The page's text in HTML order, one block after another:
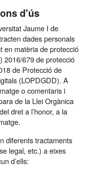
d'ús
Jaume I de
dades personals
en matèria de protecció
2016/679 de protecció
de Protecció de
(LOPDGDD). A
o comentaris i
de la Llei Orgànica
dret a l’honor, a la
diferents tractaments
legal, etc.) a eixes
d’ells: